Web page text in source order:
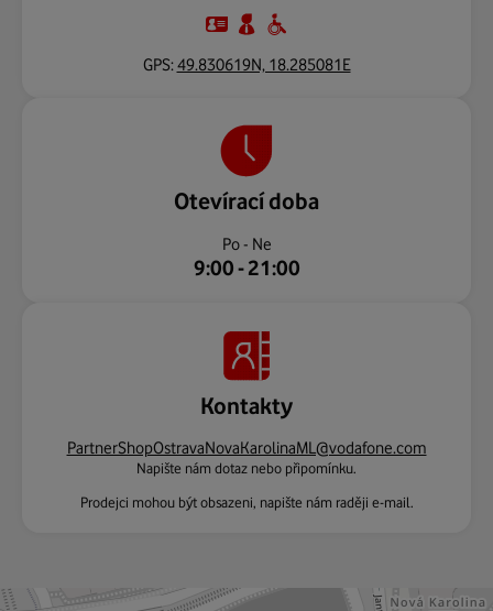
GPS:49.830619N, 18.285081E
Otevírací doba
Po - Ne
9:00 - 21:00
Kontakty
PartnerShopOstravaNovaKarolinaML@vodafone.com
Napište nám dotaz nebo připomínku.
Prodejci mohou být obsazeni, napište nám raději e-mail.